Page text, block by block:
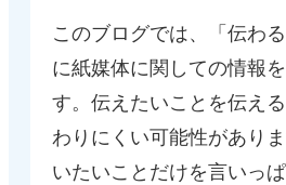
このブログでは、「伝わ
に紙媒体に関しての情報
す。伝えたいことを伝え
わりにくい可能性があり
いたいことだけを言いっ